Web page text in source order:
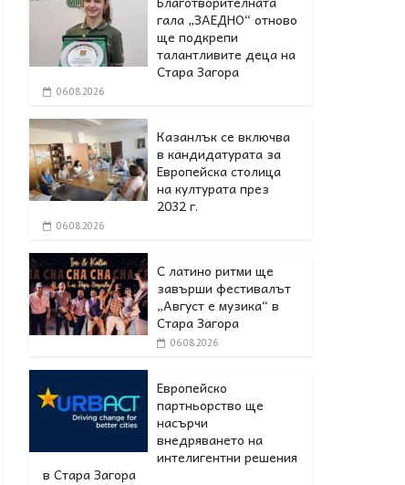
гала „ЗАЕДНО“ отново
ще подкрепи
талантливите деца на
Стара Загора
06.08.2026
Казанлък се включва
в кандидатурата за
Европейска столица
на културата през
2032 г.
06.08.2026
С латино ритми ще
завърши фестивалът
„Август е музика“ в
Стара Загора
06.08.2026
Европейско
партньорство ще
насърчи
внедряването на
интелигентни решения
в Стара Загора